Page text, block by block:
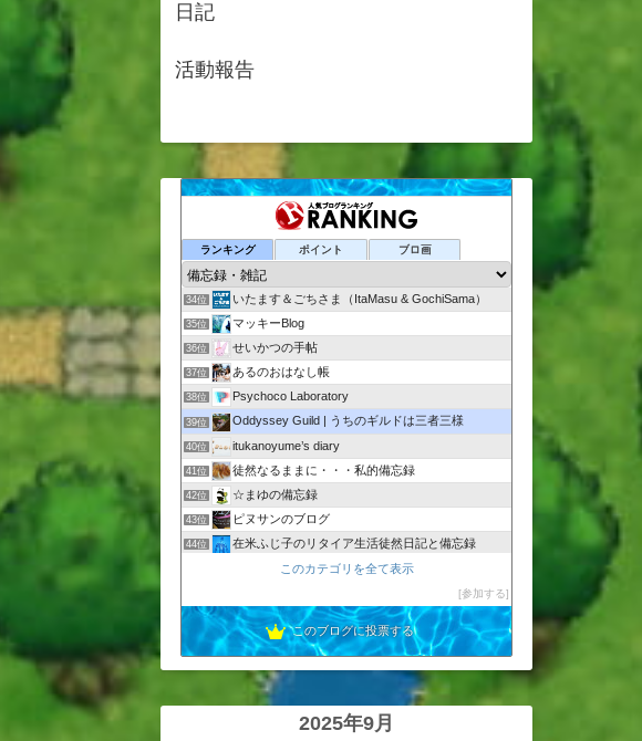
日記
活動報告
ランキング ポイント ブロ画
32位 気まぐれ親父の雑記帳
33位 僕とポコチとエステとあなた
34位 いたます＆ごちさま（ItaMasu & GochiSama）
35位 マッキーBlog
36位 せいかつの手帖
37位 あるのおはなし帳
38位 Psychoco Laboratory
39位 Oddyssey Guild | うちのギルドは三者三様
40位 itukanoyume’s diary
41位 徒然なるままに・・・私的備忘録
42位 ☆まゆの備忘録
43位 ピヌサンのブログ
44位 在米ふじ子のリタイア生活徒然日記と備忘録
こんな日、あんな日 〜Kei's notes〜
このカテゴリを全て表示
参加する
このブログに投票する
2025年9月